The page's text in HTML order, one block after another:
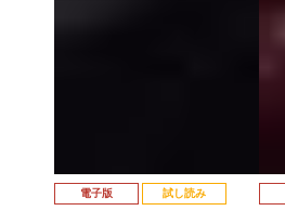
電子版 試し読み